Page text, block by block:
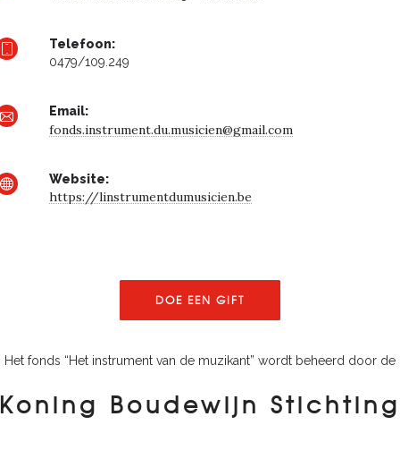
Telefoon:
0479/109.249
Email:
fonds.instrument.du.musicien@gmail.com
Website:
https://linstrumentdumusicien.be
DOE EEN GIFT
Het fonds “Het instrument van de muzikant” wordt beheerd door de
Koning Boudewijn Stichting